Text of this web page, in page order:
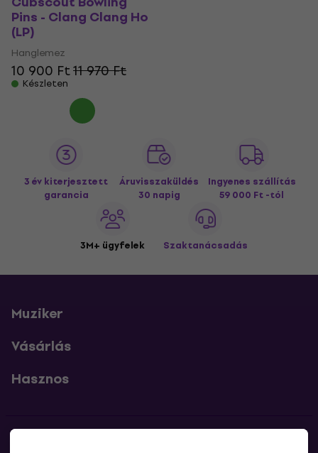
Pins - Clang Clang Ho
(LP)
Hanglemez
10 900 Ft11 970 Ft
Készleten
3 év kiterjesztett
garancia
Áruvisszaküldés
30 napig
Ingyenes szállítás
59 000 Ft -tól
3M+ ügyfelek Szaktanácsadás
Muziker
Vásárlás
Hasznos